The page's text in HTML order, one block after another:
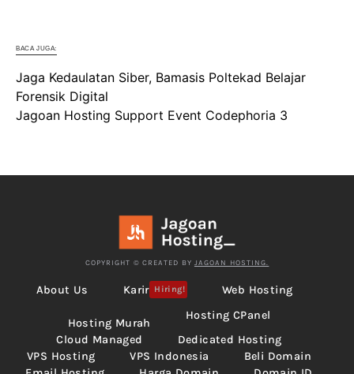
BACA JUGA:
Jaga Kedaulatan Siber, Bamasis Poltekad Belajar
Forensik Digital
Jagoan Hosting Support Event Codephoria 3
COPYRIGHT © CREATED BY JAGOAN HOSTING.
About Us Karir Hiring! Web Hosting
Hosting Murah
Hosting CPanel
Cloud Managed
Dedicated Hosting
VPS Hosting
VPS Indonesia
Beli Domain